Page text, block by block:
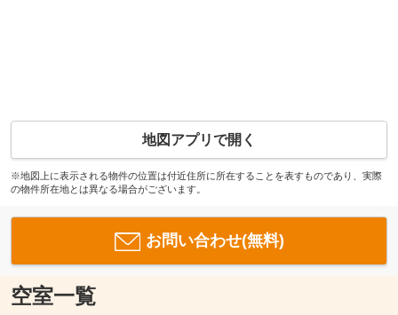
地図アプリで開く
※地図上に表示される物件の位置は付近住所に所在することを表すものであり、実際
の物件所在地とは異なる場合がございます。
お問い合わせ(無料)
空室一覧